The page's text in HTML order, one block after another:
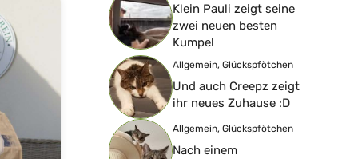
Klein Pauli zeigt seine
zwei neuen besten
Kumpel
Allgemein, Glückspfötchen
Und auch Creepz zeigt
ihr neues Zuhause :D
Allgemein, Glückspfötchen
Nach einem